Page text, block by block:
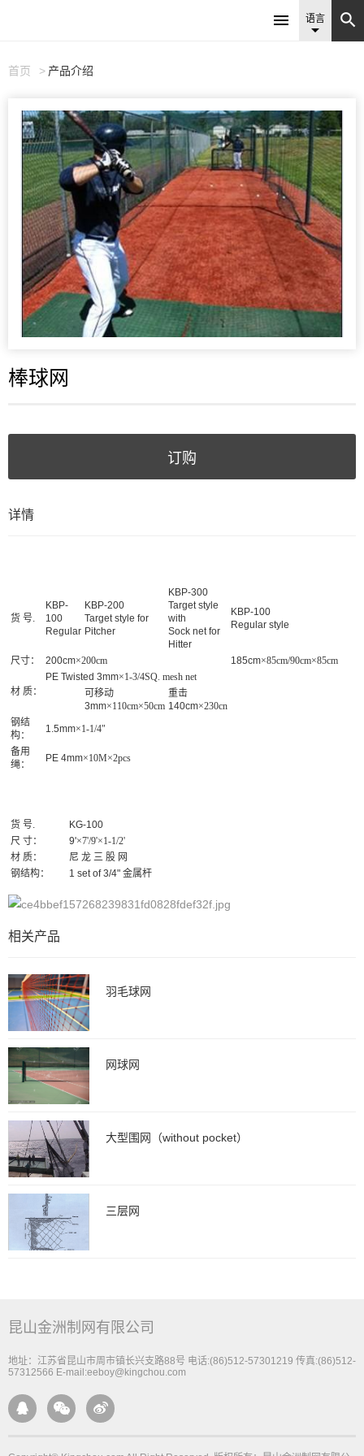
 语言
 
首页 产品介绍
棒球网
订购
详情
货 号.
KBP-
100
Regular
KBP-200
Target style for
Pitcher
KBP-300
Target style
with
Sock net for
Hitter
KBP-100
Regular style
尺寸： 200cm×200cm 185cm×85cm/90cm×85cm
材 质：
PE Twisted 3mm×1-3/4SQ. mesh net
可移动
3mm×110cm×50cm
重击
140cm×230cn
钢结
构：
1.5mm×1-1/4"
备用
绳：
PE 4mm×10M×2pcs
货 号.
KG-100
尺 寸：
9'×7'/9'×1-1/2'
材 质：
尼 龙 三 股 网
钢结构：
1 set of 3/4" 金属杆
相关产品
羽毛球网
网球网
大型围网（without pocket）
三层网
昆山金洲制网有限公司
地址：江苏省昆山市周市镇长兴支路88号 电话:(86)512-57301219 传真:(86)512-
57312566 E-mail:eeboy@kingchou.com
  